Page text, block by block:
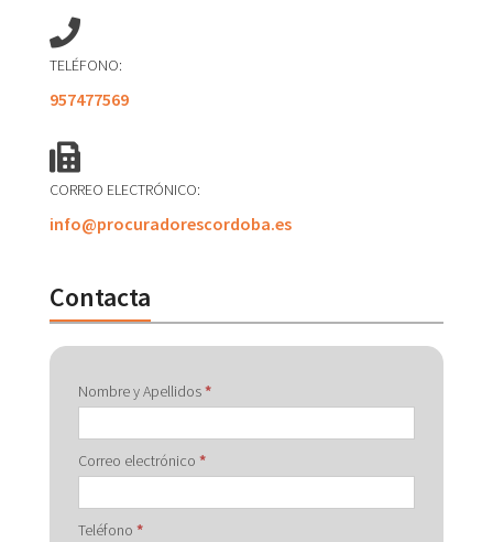
TELÉFONO:
957477569
CORREO ELECTRÓNICO:
info@procuradorescordoba.es
Contacta
Contactar
con
Nombre y Apellidos*
Correo electrónico *
Teléfono *